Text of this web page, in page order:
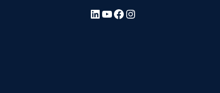
LinkedIn
YouTube
Facebook
Instagram